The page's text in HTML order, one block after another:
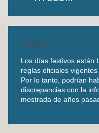
AVISO
Los días festivos están
reglas oficiales
Por lo tanto, podrían
discrepancias con la
mostrada de años